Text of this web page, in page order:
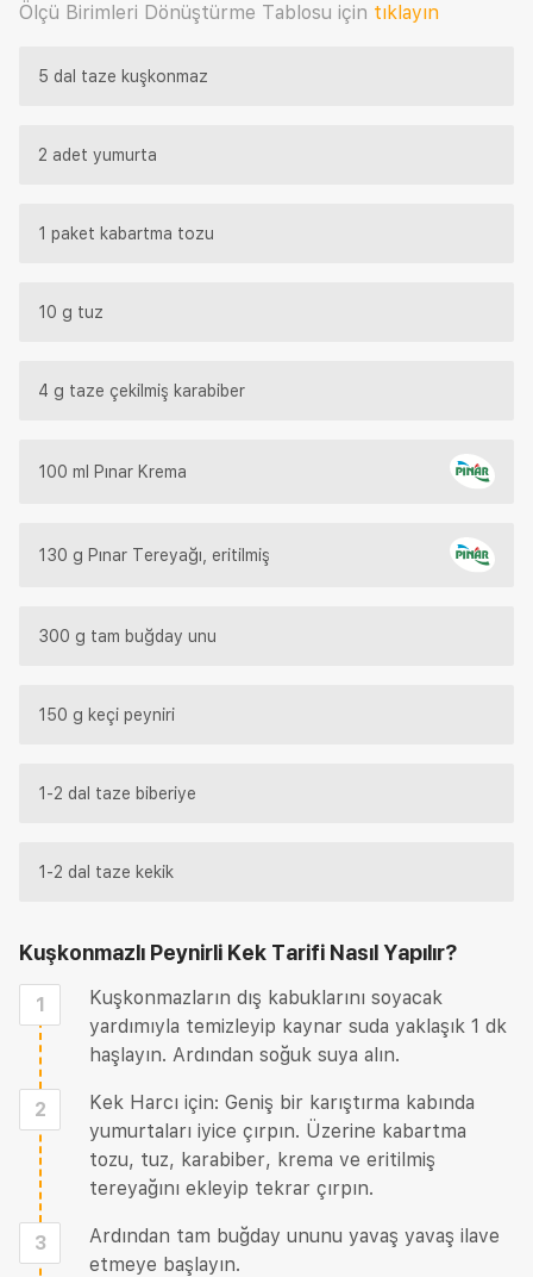
Ölçü Birimleri Dönüştürme Tablosu için tıklayın
5 dal taze kuşkonmaz
2 adet yumurta
1 paket kabartma tozu
10 g tuz
4 g taze çekilmiş karabiber
100 ml Pınar Krema
130 g Pınar Tereyağı, eritilmiş
300 g tam buğday unu
150 g keçi peyniri
1-2 dal taze biberiye
1-2 dal taze kekik
Kuşkonmazlı Peynirli Kek Tarifi Nasıl Yapılır?
1
Kuşkonmazların dış kabuklarını soyacak
yardımıyla temizleyip kaynar suda yaklaşık 1 dk
haşlayın. Ardından soğuk suya alın.
2
Kek Harcı için: Geniş bir karıştırma kabında
yumurtaları iyice çırpın. Üzerine kabartma
tozu, tuz, karabiber, krema ve eritilmiş
tereyağını ekleyip tekrar çırpın.
3
Ardından tam buğday ununu yavaş yavaş ilave
etmeye başlayın.